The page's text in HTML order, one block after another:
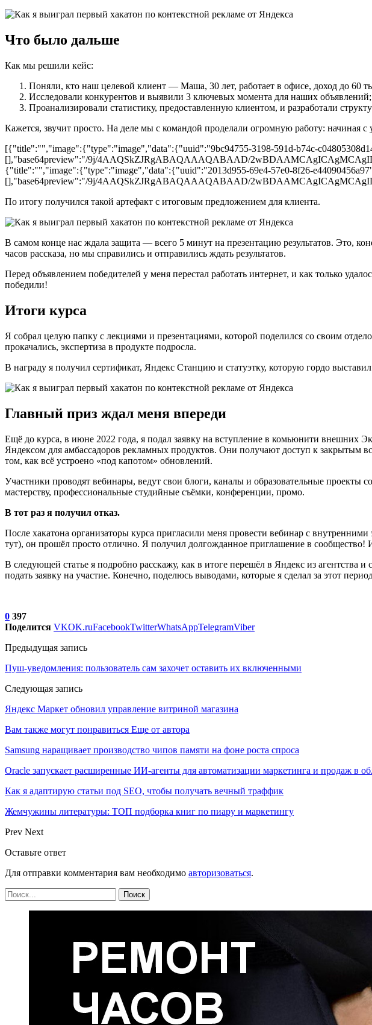
Что было дальше
Как мы решили кейс:
Поняли, кто наш целевой клиент — Маша, 30 лет, работает в офисе, доход до 60
Исследовали конкурентов и выявили 3 ключевых момента для наших объявлений;
Проанализировали статистику, предоставленную клиентом, и разработали
Кажется, звучит просто. На деле мы с командой проделали огромную работу: начиная
[{"title":"","image":{"type":"image","data":{"uuid":"9bc94755-3198-591d-b74c-
[],"base64preview":"/9j/4AAQSkZJRgABAQAAAQABAAD/
{"title":"","image":{"type":"image","data":{"uuid":"2013d955-69e4-57e0-8f26-
[],"base64preview":"/9j/4AAQSkZJRgABAQAAAQABAAD/
По итогу получился такой артефакт с итоговым предложением для клиента.
В самом конце нас ждала защита — всего 5 минут на презентацию результатов. Это,
часов рассказа, но мы справились и отправились ждать результатов.
Перед объявлением победителей у меня перестал работать интернет, и как только
победили!
Итоги курса
Я собрал целую папку с лекциями и презентациями, которой поделился со своим
прокачались, экспертиза в продукте подросла.
В награду я получил сертификат, Яндекс Станцию и статуэтку, которую гордо
Главный приз ждал меня впереди
Ещё до курса, в июне 2022 года, я подал заявку на вступление в комьюнити внешних
Яндексом для амбассадоров рекламных продуктов. Они получают доступ к закрытым
том, как всё устроено «под капотом» обновлений.
Участники проводят вебинары, ведут свои блоги, каналы и образовательные
мастерству, профессиональные студийные съёмки, конференции, промо.
В тот раз я получил отказ.
После хакатона организаторы курса пригласили меня провести вебинар с
тут), он прошёл просто отлично. Я получил долгожданное приглашение в сообщество!
В следующей статье я подробно расскажу, как в итоге перешёл в Яндекс из агентства и
подать заявку на участие. Конечно, поделюсь выводами, которые я сделал за этот
0 397
Поделится VKOK.ruFacebookTwitterWhatsAppTelegramViber
Предыдущая запись
Пуш-уведомления: пользователь сам захочет оставить их включенными
Следующая запись
Яндекс Маркет обновил управление витриной магазина
Вам также могут понравиться Еще от автора
Samsung наращивает производство чипов памяти на фоне роста спроса
Oracle запускает расширенные ИИ‑агенты для автоматизации маркетинга и продаж в
Как я адаптирую статьи под SEO, чтобы получать вечный траффик
Жемчужины литературы: ТОП подборка книг по пиару и маркетингу
Prev Next
Оставьте ответ
Для отправки комментария вам необходимо авторизоваться.